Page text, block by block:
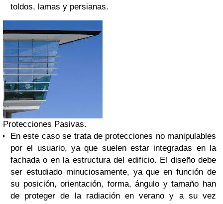
toldos, lamas y persianas.
Protecciones Pasivas.
En este caso se trata de protecciones no manipulables
por el usuario, ya que suelen estar integradas en la
fachada o en la estructura del edificio. El diseño debe
ser estudiado minuciosamente, ya que en función de
su posición, orientación, forma, ángulo y tamaño han
de proteger de la radiación en verano y a su vez